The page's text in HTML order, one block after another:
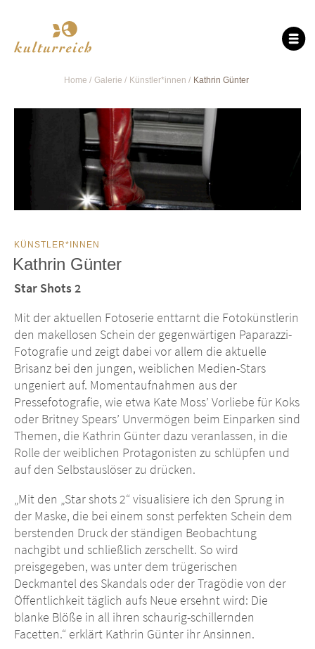
Home Galerie Künstler*innen Kathrin Günter
KÜNSTLER*INNEN
Kathrin Günter
Star Shots 2
Mit der aktuellen Fotoserie enttarnt die Fotokünstlerin
den makellosen Schein der gegenwärtigen Paparazzi-
Fotografie und zeigt dabei vor allem die aktuelle
Brisanz bei den jungen, weiblichen Medien-Stars
ungeniert auf. Momentaufnahmen aus der
Pressefotografie, wie etwa Kate Moss’ Vorliebe für Koks
oder Britney Spears’ Unvermögen beim Einparken sind
Themen, die Kathrin Günter dazu veranlassen, in die
Rolle der weiblichen Protagonisten zu schlüpfen und
auf den Selbstauslöser zu drücken.
„Mit den „Star shots 2“ visualisiere ich den Sprung in
der Maske, die bei einem sonst perfekten Schein dem
berstenden Druck der ständigen Beobachtung
nachgibt und schließlich zerschellt. So wird
preisgegeben, was unter dem trügerischen
Deckmantel des Skandals oder der Tragödie von der
Öffentlichkeit täglich aufs Neue ersehnt wird: Die
blanke Blöße in all ihren schaurig-schillernden
Facetten.“ erklärt Kathrin Günter ihr Ansinnen.